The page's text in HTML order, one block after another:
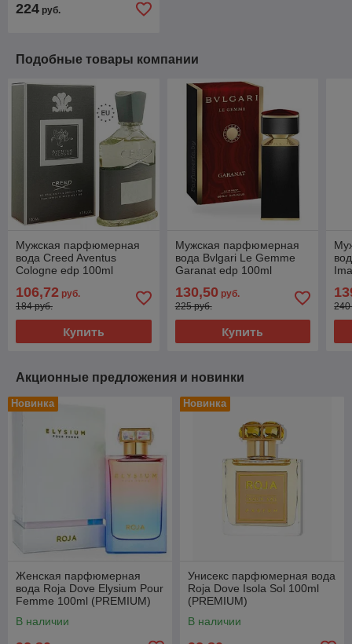
224 руб.
Подобные товары компании
Мужская парфюмерная
вода Creed Aventus
Cologne edp 100ml
106,72 руб.
184 руб.
Купить
Мужская парфюмерная
вода Bvlgari Le Gemme
Garanat edp 100ml
130,50 руб.
225 руб.
Купить
240
Акционные предложения и новинки
Новинка
Женская парфюмерная
вода Roja Dove Elysium Pour
Femme 100ml (PREMIUM)
В наличии
Новинка
Унисекс парфюмерная вода
Roja Dove Isola Sol 100ml
(PREMIUM)
В наличии